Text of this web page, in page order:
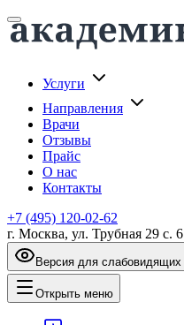
Услуги
Направления
Врачи
Отзывы
Прайс
О нас
Контакты
+7 (495) 120-02-62
г. Москва, ул. Трубная 29 с. 6
Версия для слабовидящих
Открыть меню